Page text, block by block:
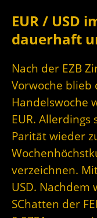
EUR / USD
dauerhaft
Nach der EZB
Vorwoche blieb
Handelswoche
EUR.
Parität wieder
verzeichnen.
USD.
SChatten der